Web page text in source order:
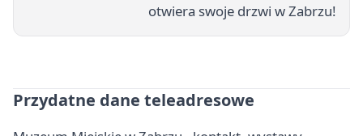
otwiera swoje drzwi w Zabrzu!
Przydatne dane teleadresowe